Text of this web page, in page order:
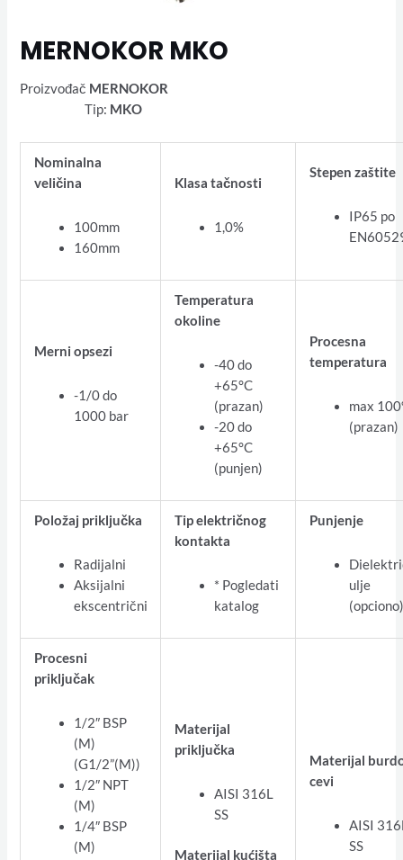
MERNOKOR MKO
Proizvođač MERNOKOR
Tip: MKO
Nominalna
veličina
100mm
160mm
Klasa tačnosti
1,0%
Stepen zaštite
IP65 po
Merni opsezi
-1/0 do
1000 bar
Temperatura
okoline
-40 do
+65°C
(prazan)
-20 do
+65°C
(punjen)
Procesna
temperatura
max
(prazan)
Položaj priključka
Radijalni
Aksijalni
ekscentrični
Tip električnog
kontakta
* Pogledati
katalog
Punjenje
ulje
(opciono)
Procesni
priključak
1/2″ BSP
(M)
(G1/2”(M))
1/2″ NPT
(M)
1/4″ BSP
(M)
Materijal
priključka
AISI 316L
SS
Materijal kućišta
Materijal
cevi
AISI
SS